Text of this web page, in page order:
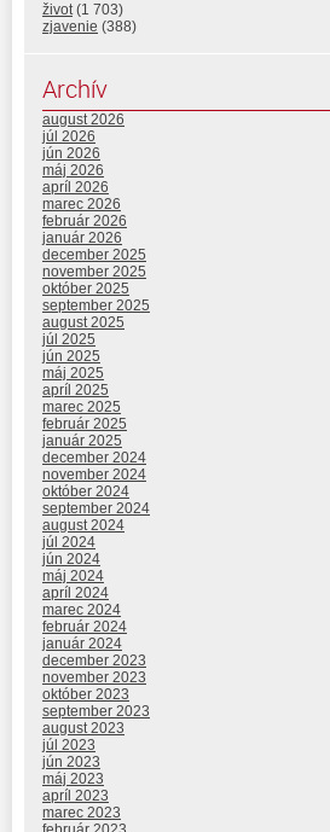
život(1 703)
zjavenie (388)
Archív
august 2026
júl 2026
jún 2026
máj 2026
apríl 2026
marec 2026
február 2026
január 2026
december 2025
november 2025
október 2025
september 2025
august 2025
júl 2025
jún 2025
máj 2025
apríl 2025
marec 2025
február 2025
január 2025
december 2024
november 2024
október 2024
september 2024
august 2024
júl 2024
jún 2024
máj 2024
apríl 2024
marec 2024
február 2024
január 2024
december 2023
november 2023
október 2023
september 2023
august 2023
júl 2023
jún 2023
máj 2023
apríl 2023
marec 2023